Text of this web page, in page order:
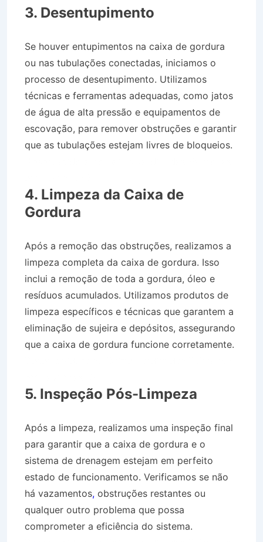
3. Desentupimento
Se houver entupimentos na caixa de gordura
ou nas tubulações conectadas, iniciamos o
processo de desentupimento. Utilizamos
técnicas e ferramentas adequadas, como jatos
de água de alta pressão e equipamentos de
escovação, para remover obstruções e garantir
que as tubulações estejam livres de bloqueios.
4. Limpeza da Caixa de
Gordura
Após a remoção das obstruções, realizamos a
limpeza completa da caixa de gordura. Isso
inclui a remoção de toda a gordura, óleo e
resíduos acumulados. Utilizamos produtos de
limpeza específicos e técnicas que garantem a
eliminação de sujeira e depósitos, assegurando
que a caixa de gordura funcione corretamente.
5. Inspeção Pós-Limpeza
Após a limpeza, realizamos uma inspeção final
para garantir que a caixa de gordura e o
sistema de drenagem estejam em perfeito
estado de funcionamento. Verificamos se não
há vazamentos, obstruções restantes ou
qualquer outro problema que possa
comprometer a eficiência do sistema.